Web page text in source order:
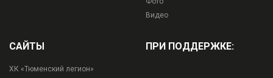
Видео
САЙТЫ
ХК «Тюменский легион»
ПРИ ПОДДЕРЖКЕ: